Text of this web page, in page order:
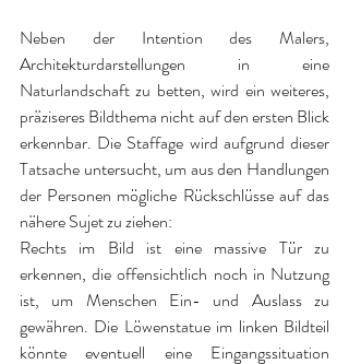
Neben der Intention des Malers,
Architekturdarstellungen in eine
Naturlandschaft zu betten, wird ein weiteres,
präziseres Bildthema nicht auf den ersten Blick
erkennbar. Die Staffage wird aufgrund dieser
Tatsache untersucht, um aus den Handlungen
der Personen mögliche Rückschlüsse auf das
nähere Sujet zu ziehen:
Rechts im Bild ist eine massive Tür zu
erkennen, die offensichtlich noch in Nutzung
ist, um Menschen Ein- und Auslass zu
gewähren. Die Löwenstatue im linken Bildteil
könnte eventuell eine Eingangssituation